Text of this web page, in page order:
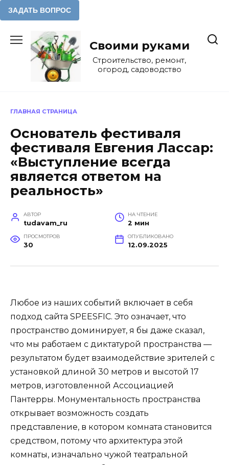
содержанию
Своими руками
Строительство, ремонт,
огород, садоводство
ГЛАВНАЯ СТРАНИЦА
Основатель фестиваля
фестиваля Евгения Лассар:
«Выступление всегда
является ответом на
реальность»
АВТОР
tudavam_ru
НА ЧТЕНИЕ
2 мин
ПРОСМОТРОВ
30
ОПУБЛИКОВАНО
12.09.2025
Любое из наших событий включает в себя
подход сайта SPEESFIC. Это означает, что
пространство доминирует, я бы даже сказал,
что мы работаем с диктатурой пространства —
результатом будет взаимодействие зрителей с
установкой длиной 30 метров и высотой 17
метров, изготовленной Ассоциацией
Пантерры. Монументальность пространства
открывает возможность создать
представление, в котором комната становится
средством, потому что архитектура этой
комнаты, изначально чужой театральной